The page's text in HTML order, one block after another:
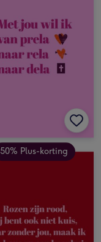
50% Plus-korting